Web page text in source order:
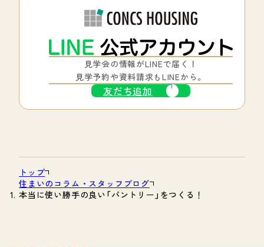
見学会の情報がLINEで届く！
見学予約や資料請求もLINEから。
友だち追加
トップ
住まいのコラム・スタッフブログ
本当に使い勝手の良い「パントリー」をつくる！